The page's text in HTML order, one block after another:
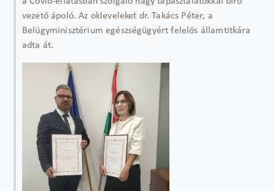
vezető ápoló. Az okleveleket dr. Takács Péter, a
Belügyminisztérium egészségügyért felelős államtitkára
adta át.